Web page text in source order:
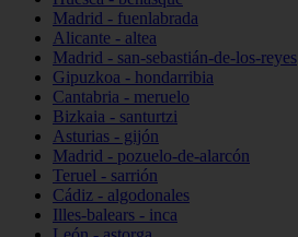
Madrid - fuenlabrada
Alicante - altea
Madrid - san-sebastián-de-los-reyes
Gipuzkoa - hondarribia
Cantabria - meruelo
Bizkaia - santurtzi
Asturias - gijón
Madrid - pozuelo-de-alarcón
Teruel - sarrión
Cádiz - algodonales
Illes-balears - inca